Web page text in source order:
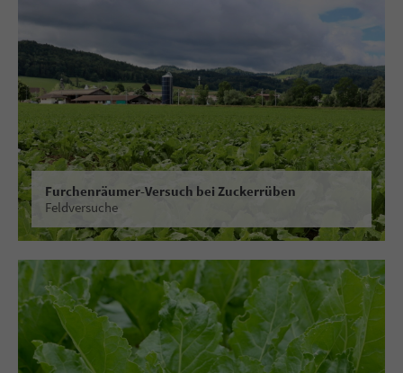
Furchenräumer-Versuch bei Zuckerrüben
Feldversuche